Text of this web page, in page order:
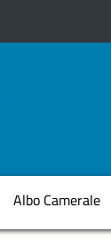
Albo Camerale